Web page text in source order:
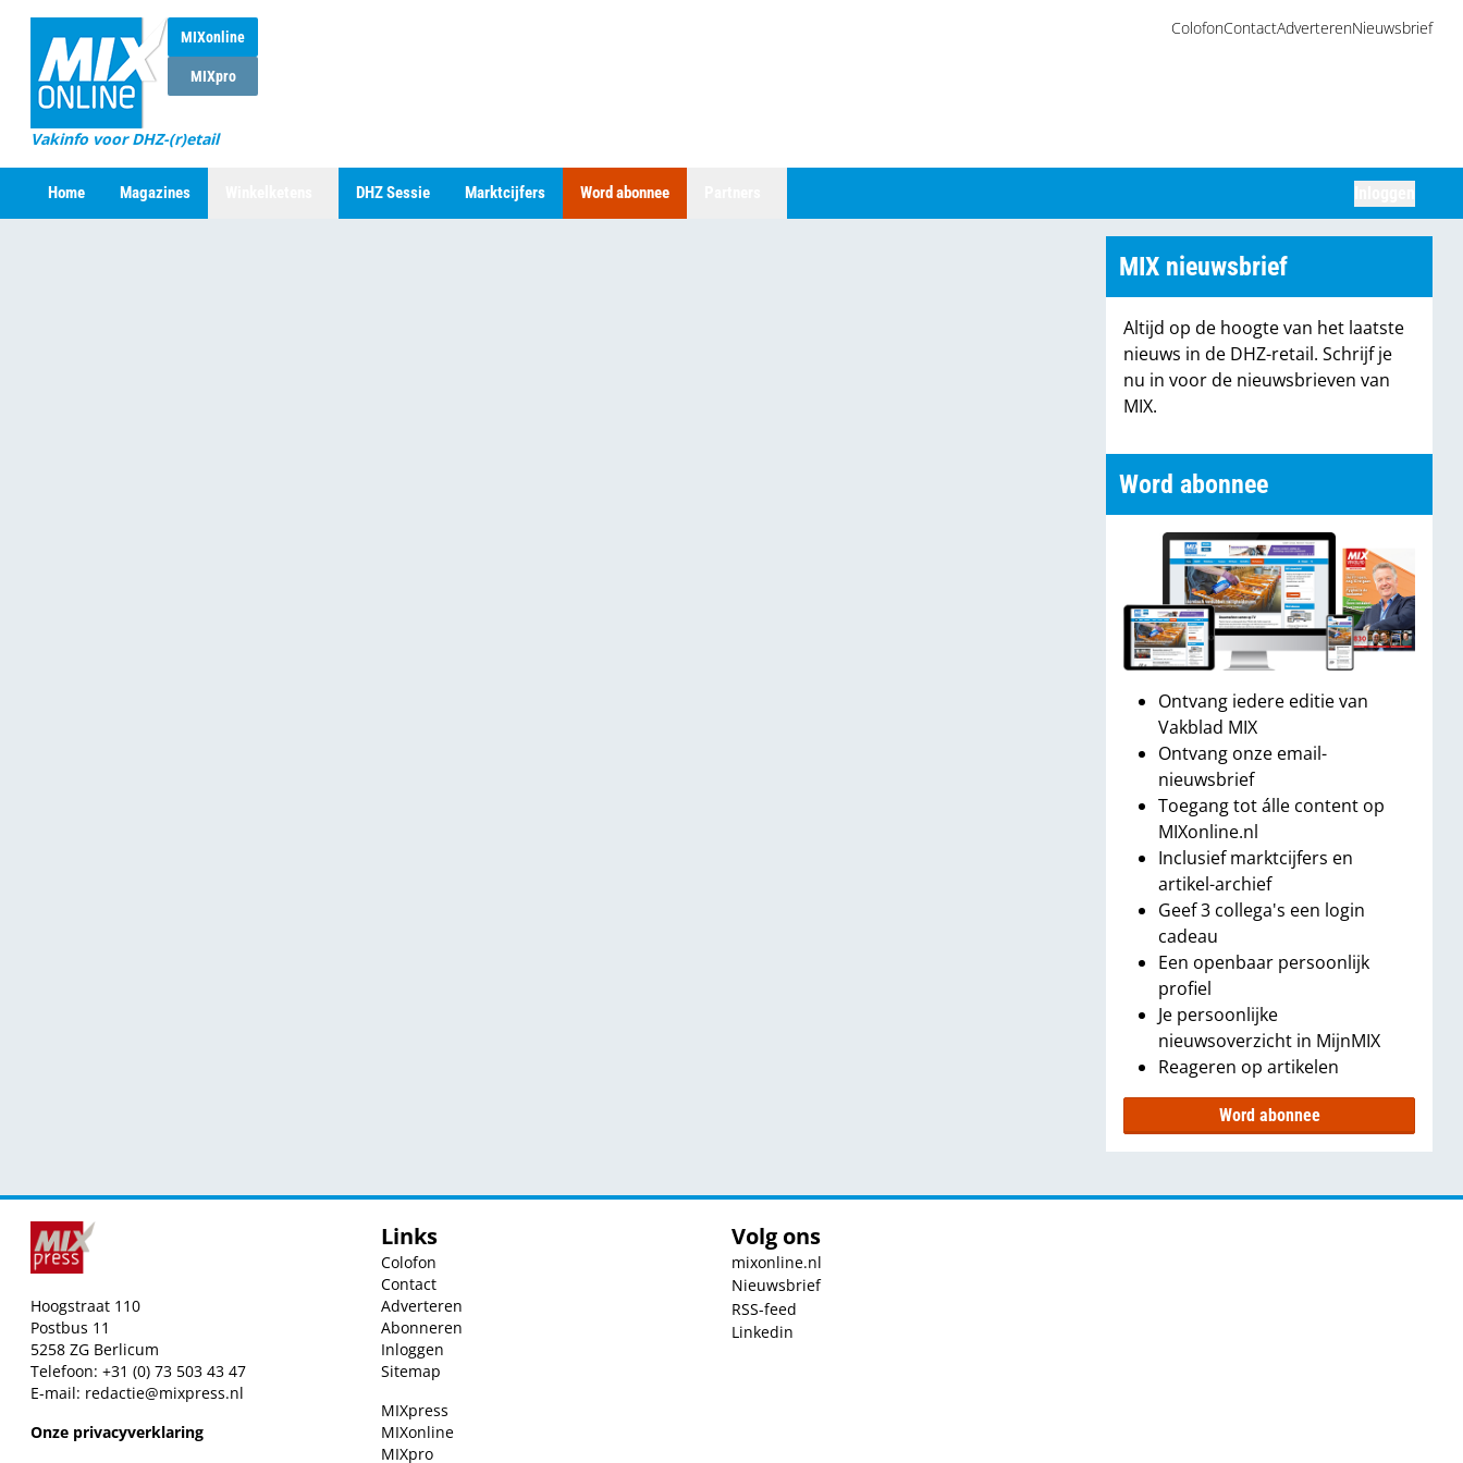
MIXonline
MIXpro
Vakinfo voor DHZ-(r)etail
ColofonContactAdverterenNieuwsbrief
Home Magazines DHZ Sessie Marktcijfers Word abonnee
MIX nieuwsbrief
Altijd op de hoogte van het laatste
nieuws in de DHZ-retail. Schrijf je
nu in voor de nieuwsbrieven van
MIX.
Word abonnee
Ontvang iedere editie van
Vakblad MIX
Ontvang onze email-
nieuwsbrief
Toegang tot álle content op
MIXonline.nl
Inclusief marktcijfers en
artikel-archief
Geef 3 collega's een login
cadeau
Een openbaar persoonlijk
profiel
Je persoonlijke
nieuwsoverzicht in MijnMIX
Reageren op artikelen
Word abonnee
Hoogstraat 110
Postbus 11
5258 ZG Berlicum
Telefoon: +31 (0) 73 503 43 47
E-mail: redactie@mixpress.nl
Onze privacyverklaring
Links
Colofon
Contact
Adverteren
Abonneren
Inloggen
Sitemap
MIXpress
MIXonline
MIXpro
Volg ons
mixonline.nl
Nieuwsbrief
RSS-feed
Linkedin